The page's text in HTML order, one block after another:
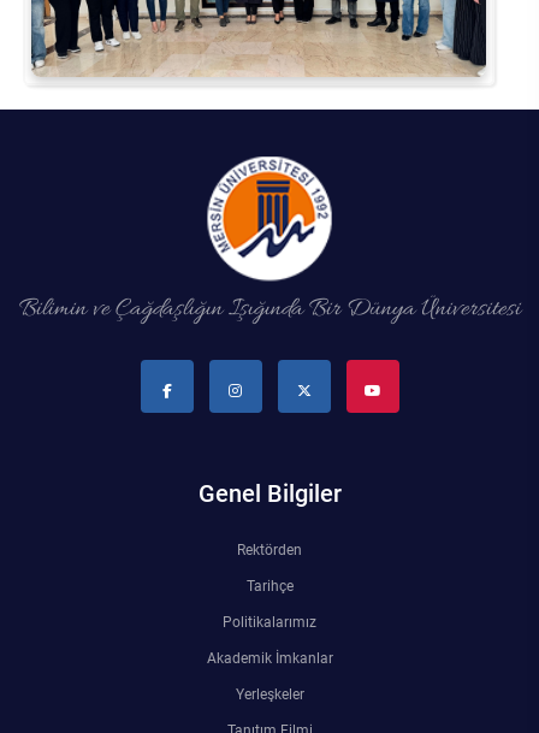
Bilimin ve Çağdaşlığın Işığında Bir Dünya Üniversitesi
Genel Bilgiler
Rektörden
Tarihçe
Politikalarımız
Akademik İmkanlar
Yerleşkeler